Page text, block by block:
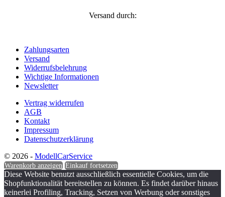
Versand durch:
Zahlungsarten
Versand
Widerrufsbelehrung
Wichtige Informationen
Newsletter
Vertrag widerrufen
AGB
Kontakt
Impressum
Datenschutzerklärung
© 2026 - ModellCarService
Warenkorb anzeigen Einkauf fortsetzen
Diese Website benutzt ausschließlich essentielle Cookies, um die
Shopfunktionalität bereitstellen zu können. Es findet darüber hinaus
keinerlei Profiling, Tracking, Setzen von Werbung oder sonstiges